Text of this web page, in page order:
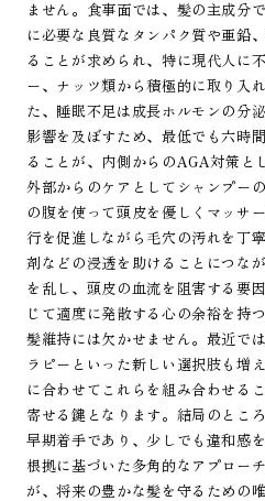
ません。食事面では、髪の主成分
に必要な良質なタンパク質や亜鉛
ることが求められ、特に現代人に
ー、ナッツ類から積極的に取り入
た、睡眠不足は成長ホルモンの分
影響を及ぼすため、最低でも六時
ることが、内側からのAGA対策と
外部からのケアとしてシャンプー
の腹を使って頭皮を優しくマッサ
行を促進しながら毛穴の汚れを丁
剤などの浸透を助けることにつな
を乱し、頭皮の血流を阻害する要
じて適度に発散する心の余裕を持
髪維持には欠かせません。最近で
ラピーといった新しい選択肢も増
に合わせてこれらを組み合わせる
寄せる鍵となります。結局のとこ
早期着手であり、少しでも違和感
根拠に基づいた多角的なアプロー
が、将来の豊かな髪を守るための